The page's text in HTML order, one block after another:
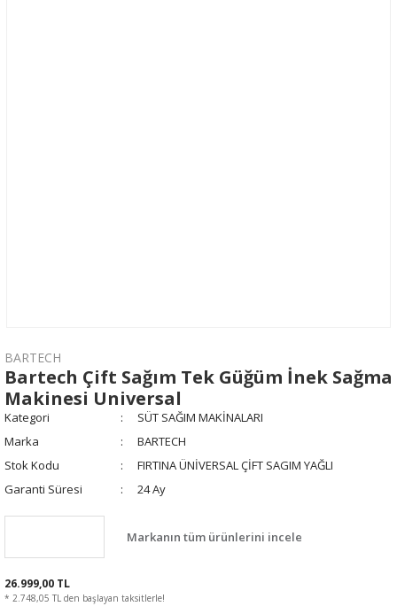
BARTECH
Bartech Çift Sağım Tek Güğüm İnek Sağma
Makinesi Universal
Kategori
SÜT SAĞIM MAKİNALARI
Marka
BARTECH
Stok Kodu
FIRTINA ÜNİVERSAL ÇİFT SAGIM YAĞLI
Garanti Süresi
24 Ay
Markanın tüm ürünlerini incele
26.999,00 TL
* 2.748,05 TL den başlayan taksitlerle!